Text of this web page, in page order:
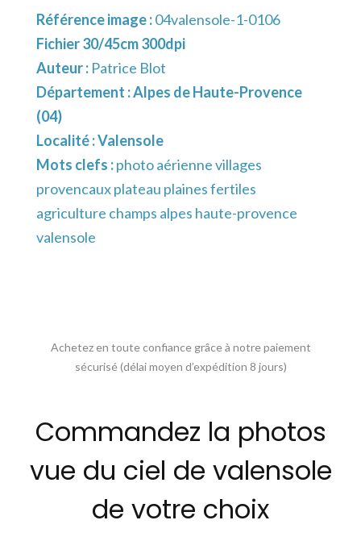
Référence image :04valensole-1-0106
Fichier 30/45cm 300dpi
Auteur : Patrice Blot
Département :Alpes de Haute-Provence
(04)
Localité :Valensole
Mots clefs :photo aérienne villages
provencaux plateau plaines fertiles
agriculture champs alpes haute-provence
valensole
Achetez en toute confiance grâce à notre paiement
sécurisé (délai moyen d’expédition 8 jours)
Commandez la photos
vue du ciel de valensole
de votre choix